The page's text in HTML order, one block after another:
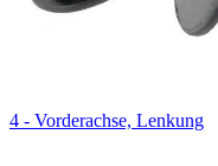
4 - Vorderachse, Lenkung